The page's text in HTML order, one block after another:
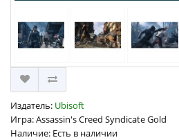
Издатель: Ubisoft
Игра: Assassin's Creed Syndicate Gold
Наличие: Есть в наличии